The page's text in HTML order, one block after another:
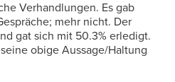
Verhandlungen. Es gab
mehr nicht. Der
gat sich mit 50.3% erledigt.
obige Aussage/Haltung